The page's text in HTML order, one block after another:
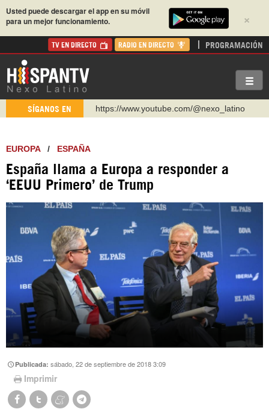
×
Usted puede descargar el app en su móvil
para un mejor funcionamiento.
TV EN DIRECTO RADIO EN DIRECTO PROGRAMACIÓN
SÍGANOS EN
https://www.youtube.com/@nexo_latino
https://urmedium.com/c/hispantv
WhatsApp y Viber: +98 921 79 29 404
EUROPA/ ESPAÑA
España llama a Europa a responder a
‘EEUU Primero’ de Trump
Publicada:sábado, 22 de septiembre de 2018 3:09
Imprimir